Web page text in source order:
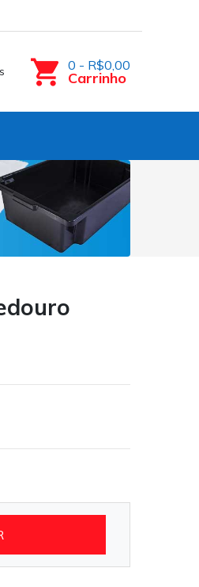
Carrinho
0 - R$0,00